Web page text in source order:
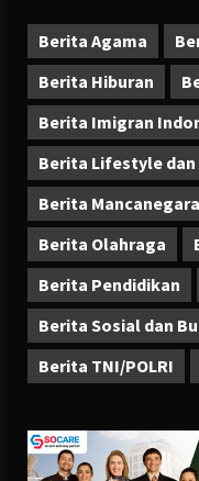
Berita Agama
Berita Hiburan
Berita Imigran
Berita Lifestyle
Berita Mancanegara
Berita Olahraga
Berita Pendidikan
Berita Sosial dan
Berita TNI/POLRI